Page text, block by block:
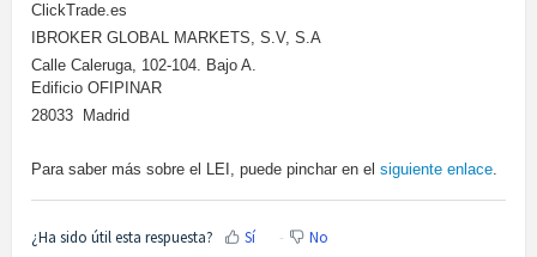
ClickTrade.es
IBROKER GLOBAL MARKETS, S.V, S.A
Calle Caleruga, 102-104. Bajo A.
Edificio OFIPINAR
28033 Madrid
Para saber más sobre el LEI, puede pinchar en el siguiente enlace.
¿Ha sido útil esta respuesta? Sí No